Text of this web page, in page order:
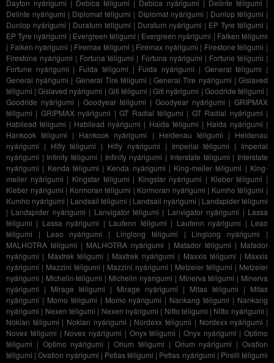
Dayton nyárigumi | Debica téligumi | Debica nyárigumi | Delinte téligumi |
Delinte nyárigumi | Diplomat téligumi | Diplomat nyárigumi | Dunlop téligumi |
Dunlop nyárigumi | Duraturn téligumi | Duraturn nyárigumi | EP Tyre téligumi |
EP Tyre nyárigumi | Evergreen téligumi | Evergreen nyárigumi | Falken téligumi
| Falken nyárigumi | Firemax téligumi | Firemax nyárigumi | Firestone téligumi |
Firestone nyárigumi | Fortuna téligumi | Fortuna nyárigumi | Fortune téligumi |
Fortune nyárigumi | Fulda téligumi | Fulda nyárigumi | General téligumi |
General nyárigumi | General Tire téligumi |General Tire nyárigumi |Gislaved
téligumi |Gislaved nyárigumi | Giti téligumi |Giti nyárigumi | Goodride téligumi |
Goodride nyárigumi | Goodyear téligumi | Goodyear nyárigumi | GRIPMAX
téligumi | GRIPMAX nyárigumi |GT Radial téligumi | GT Radial nyárigumi |
Habilead téligumi | Habilead nyárigumi | Haida téligumi | Haida nyárigumi |
Hankook téligumi | Hankook nyárigumi | Heidenau téligumi | Heidenau
nyárigumi | Hifly téligumi | Hifly nyárigumi | Imperial téligumi | Imperial
nyárigumi | Infinity téligumi | Infinity nyárigumi | Interstate téligumi | Interstate
nyárigumi | Kenda téligumi | Kenda nyárigumi | King-meiler téligumi | King-
meiler nyárigumi | Kingstar téligumi | Kingstar nyárigumi | Kleber téligumi |
Kleber nyárigumi | Kormoran téligumi | Kormoran nyárigumi | Kumho téligumi |
Kumho nyárigumi | Landsail téligumi | Landsail nyárigumi | Landspider téligumi
| Landspider nyárigumi | Lanvigator téligumi | Lanvigator nyárigumi | Lassa
téligumi | Lassa nyárigumi | Laufenn téligumi | Laufenn nyárigumi | Leao
téligumi | Leao nyárigumi | Linglong téligumi | Linglong nyárigumi |
MALHOTRA téligumi | MALHOTRA nyárigumi | Matador téligumi | Matador
nyárigumi | Maxtrek téligumi | Maxtrek nyárigumi | Maxxis téligumi | Maxxis
nyárigumi | Mazzini téligumi | Mazzini nyárigumi | Metzeler téligumi | Metzeler
nyárigumi | Michelin téligumi | Michelin nyárigumi | Minerva téligumi | Minerva
nyárigumi | Mirage téligumi | Mirage nyárigumi | Mitas téligumi | Mitas
nyárigumi | Momo téligumi | Momo nyárigumi | Nankang téligumi | Nankang
nyárigumi | Nexen téligumi | Nexen nyárigumi | Nitto téligumi | Nitto nyárigumi |
Nokian téligumi | Nokian nyárigumi | Nordexx téligumi | Nordexx nyárigumi |
Novex téligumi | Novex nyárigumi | Onyx téligumi | Onyx nyárigumi | Optimo
téligumi | Optimo nyárigumi |Orium téligumi | Orium nyárigumi |Ovation
téligumi |Ovation nyárigumi | Petlas téligumi | Petlas nyárigumi | Pirelli téligumi